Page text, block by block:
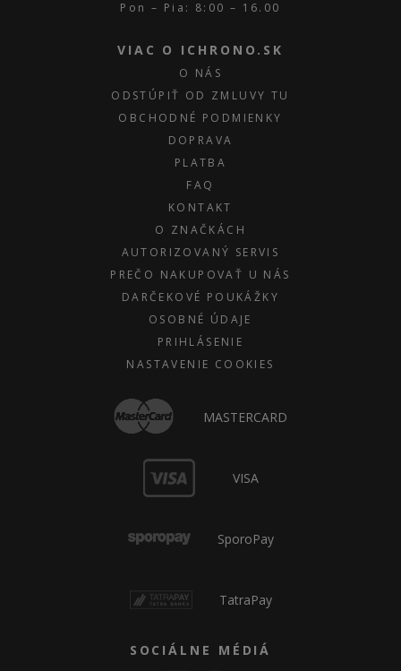
Pon – Pia: 8:00 – 16.00
VIAC O ICHRONO.SK
O NÁS
ODSTÚPIŤ OD ZMLUVY TU
OBCHODNÉ PODMIENKY
DOPRAVA
PLATBA
FAQ
KONTAKT
O ZNAČKÁCH
AUTORIZOVANÝ SERVIS
PREČO NAKUPOVAŤ U NÁS
DARČEKOVÉ POUKÁŽKY
OSOBNÉ ÚDAJE
PRIHLÁSENIE
NASTAVENIE COOKIES
MASTERCARD
VISA
SporoPay
TatraPay
SOCIÁLNE MÉDIÁ